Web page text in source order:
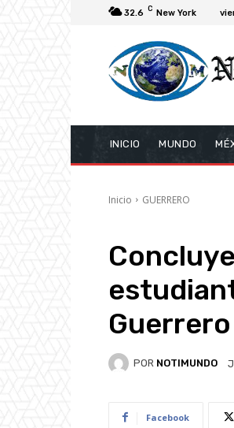
32.6 C New York
INICIO MUNDO
Inicio GUERRERO
Guerrero
POR NOTIMUNDO
Facebook